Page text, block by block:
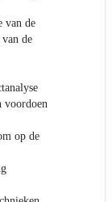
van de
de
voordoen
op de